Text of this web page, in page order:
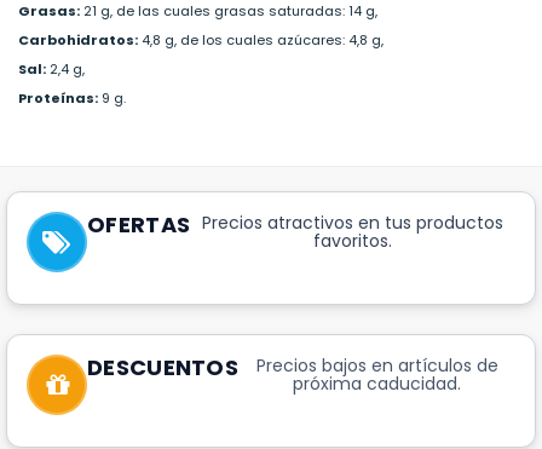
Grasas: 21 g, de las cuales grasas saturadas: 14 g,
Carbohidratos: 4,8 g, de los cuales azúcares: 4,8 g,
Sal: 2,4 g,
Proteínas: 9 g.
OFERTAS Precios atractivos en tus productos
favoritos.
DESCUENTOS Precios bajos en artículos de
próxima caducidad.